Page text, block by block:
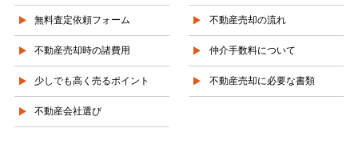
無料査定依頼フォーム 不動産売却の流れ
不動産売却時の諸費用 仲介手数料について
少しでも高く売るポイント 不動産売却に必要な書類
不動産会社選び